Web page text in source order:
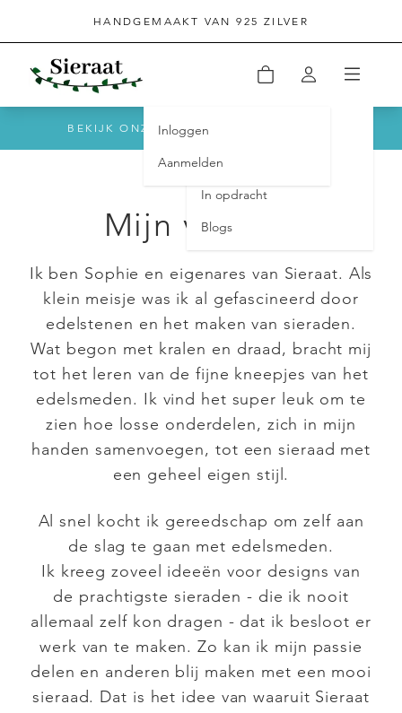
HANDGEMAAKT VAN 925 ZILVER
Inloggen
Aanmelden
Home
Sieraden
In opdracht
Blogs
BEKIJK ONZE REVIEWS OP TRUSTPILOT
Mijn verhaal
Ik ben Sophie en eigenares van Sieraat. Als
klein meisje was ik al gefascineerd door
edelstenen en het maken van sieraden.
Wat begon met kralen en draad, bracht mij
tot het leren van de fijne kneepjes van het
edelsmeden. Ik vind het super leuk om te
zien hoe losse onderdelen, zich in mijn
handen samenvoegen, tot een sieraad met
een geheel eigen stijl.
Al snel kocht ik gereedschap om zelf aan
de slag te gaan met edelsmeden.
Ik kreeg zoveel ideeën voor designs van
de prachtigste sieraden - die ik nooit
allemaal zelf kon dragen - dat ik besloot er
werk van te maken. Zo kan ik mijn passie
delen en anderen blij maken met een mooi
sieraad. Dat is het idee van waaruit Sieraat